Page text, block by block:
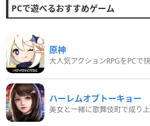
PCで遊べるおすすめゲーム
原神
大人気アクションRPGをPCで
ハーレムオブトーキョー
美女と一緒に歌舞伎町で成り上